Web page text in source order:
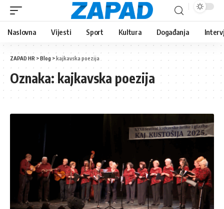
Naslovna Vijesti Sport Kultura Događanja
ZAPAD HR >Blog >kajkavska poezija
Oznaka:kajkavska poezija